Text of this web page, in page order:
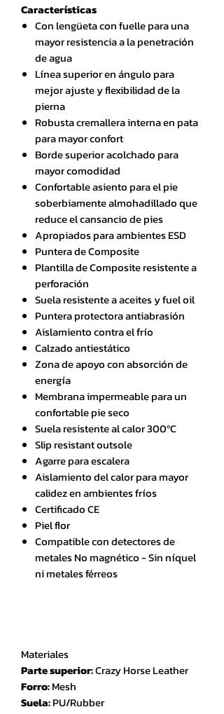
Características
Con lengüeta con fuelle para una
mayor resistencia a la penetración
de agua
Línea superior en ángulo para
mejor ajuste y flexibilidad de la
pierna
Robusta cremallera interna en pata
para mayor confort
Borde superior acolchado para
mayor comodidad
Confortable asiento para el pie
soberbiamente almohadillado que
reduce el cansancio de pies
Apropiados para ambientes ESD
Puntera de Composite
Plantilla de Composite resistente a
perforación
Suela resistente a aceites y fuel oil
Puntera protectora antiabrasión
Aislamiento contra el frío
Calzado antiestático
Zona de apoyo con absorción de
energía
Membrana impermeable para un
confortable pie seco
Suela resistente al calor 300ºC
Slip resistant outsole
Agarre para escalera
Aislamiento del calor para mayor
calidez en ambientes fríos
Certificado CE
Piel flor
Compatible con detectores de
metales No magnético - Sin níquel
ni metales férreos
Materiales
Parte superior:Crazy Horse Leather
Forro:Mesh
Suela:PU/Rubber